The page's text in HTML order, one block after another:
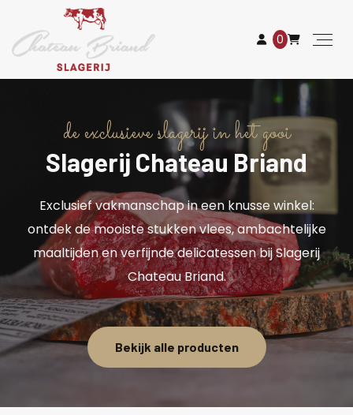
0
de exclusieve slagerij in het gooi
Slagerij Chateau Briand
Exclusief vakmanschap in een knusse winkel:
ontdek de mooiste stukken vlees, ambachtelijke
maaltijden en verfijnde delicatessen bij Slagerij
Chateau Briand.
Bekijk alle producten